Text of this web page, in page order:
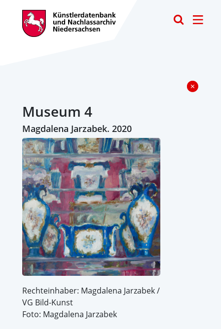
Museum 4
Magdalena Jarzabek. 2020
Rechteinhaber: Magdalena Jarzabek /
VG Bild-Kunst
Foto: Magdalena Jarzabek